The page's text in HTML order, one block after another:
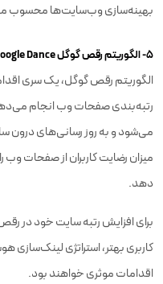
بهینه‌سازی وب‌سایت‌ها محسوب
۵- الگوریتم رقص گوگل Google Dance
الگوریتم رقص گوگل، یک سری
رتبه‌بندی صفحات وب انجام
می‌شود و به روز رسانی‌های درون
میزان رضایت کاربران از صفحات وب
دهد.
برای افزایش رتبه سایت خود در
کاربری بهتر، استراتژی لینک‌سازی
اقدامات موثری خواهند بود.